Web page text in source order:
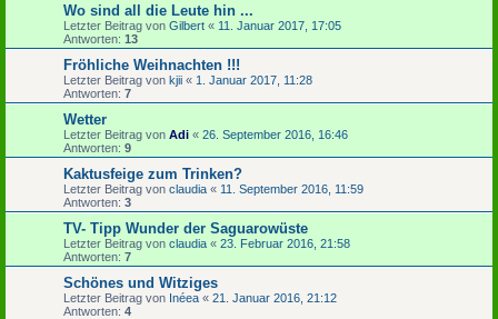
Wo sind all die Leute hin ...
Letzter Beitrag von Gilbert « 11. Januar 2017, 17:05
Antworten: 13
Fröhliche Weihnachten !!!
Letzter Beitrag von kjii « 1. Januar 2017, 11:28
Antworten: 7
Wetter
Letzter Beitrag von Adi « 26. September 2016, 16:46
Antworten: 9
Kaktusfeige zum Trinken?
Letzter Beitrag von claudia « 11. September 2016, 11:59
Antworten: 3
TV- Tipp Wunder der Saguarowüste
Letzter Beitrag von claudia « 23. Februar 2016, 21:58
Antworten: 7
Schönes und Witziges
Letzter Beitrag von Inéea « 21. Januar 2016, 21:12
Antworten: 4